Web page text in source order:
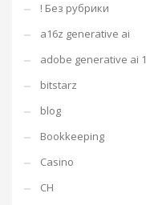
! Без рубрики
a16z generative ai
adobe generative ai 1
bitstarz
blog
Bookkeeping
Casino
CH